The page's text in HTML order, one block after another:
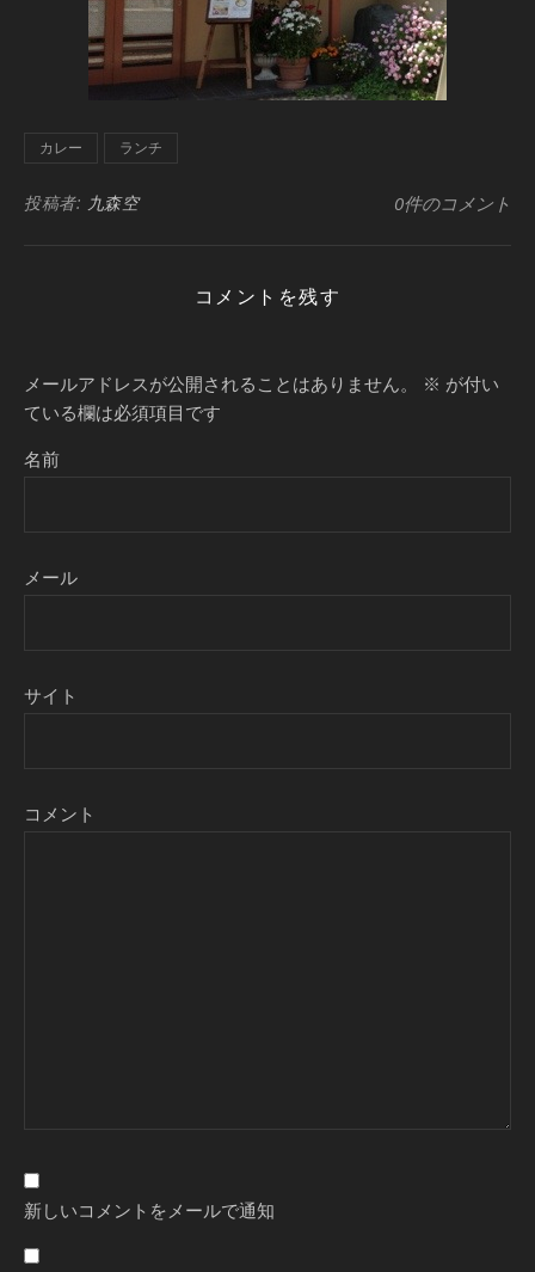
カレー ランチ
投稿者: 九森空 0件のコメント
コメントを残す
メールアドレスが公開されることはありません。 ※ が付い
ている欄は必須項目です
名前
メール
サイト
コメント
新しいコメントをメールで通知